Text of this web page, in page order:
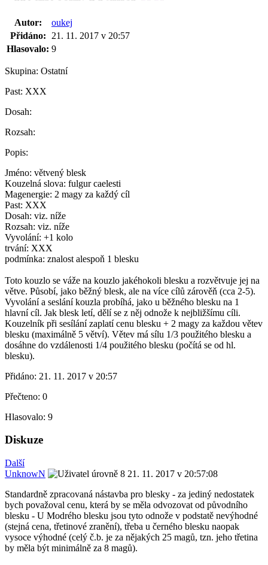
Autor:
oukej
Přidáno:
21. 11. 2017 v 20:57
Hlasovalo: 9
Skupina: Ostatní
Past: XXX
Dosah:
Rozsah:
Popis:
Jméno: větvený blesk
Kouzelná slova: fulgur caelesti
Magenergie: 2 magy za každý cíl
Past: XXX
Dosah: viz. níže
Rozsah: viz. níže
Vyvolání: +1 kolo
trvání: XXX
podmínka: znalost alespoň 1 blesku
Toto kouzlo se váže na kouzlo jakéhokoli blesku a rozvětvuje jej na
větve. Působí, jako běžný blesk, ale na více cílů zárověň (cca 2-5).
Vyvolání a seslání kouzla probíhá, jako u běžného blesku na 1
hlavní cíl. Jak blesk letí, dělí se z něj odnože k nejbližšímu cíli.
Kouzelník při sesílání zaplatí cenu blesku + 2 magy za každou větev
blesku (maximálně 5 větví). Větev má sílu 1/3 použitého blesku a
dosáhne do vzdálenosti 1/4 použitého blesku (počítá se od hl.
blesku).
Přidáno: 21. 11. 2017 v 20:57
Přečteno: 0
Hlasovalo: 9
Diskuze
Další
UnknowN
21. 11. 2017 v 20:57:08
Standardně zpracovaná nástavba pro blesky - za jediný nedostatek
bych považoval cenu, která by se měla odvozovat od původního
blesku - U Modrého blesku jsou tyto odnože v podstatě nevýhodné
(stejná cena, třetinové zranění), třeba u černého blesku naopak
vysoce výhodné (celý č.b. je za nějakých 25 magů, tzn. jeho třetina
by měla být minimálně za 8 magů).